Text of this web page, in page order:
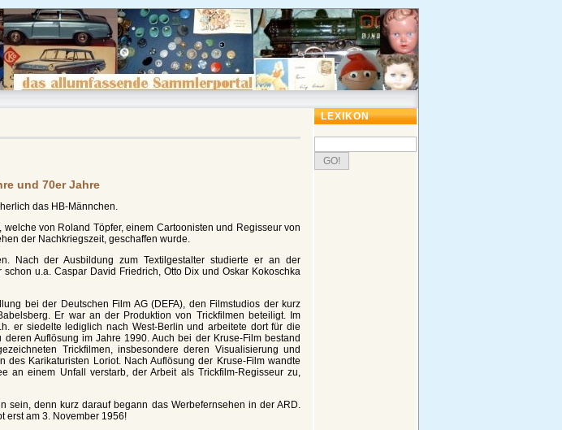
und 70er Jahre
das HB-Männchen.
von Roland Töpfer, einem Cartoonisten und Regisseur von
der Nachkriegszeit, geschaffen wurde.
Nach der Ausbildung zum Textilgestalter studierte er an der
u.a. Caspar David Friedrich, Otto Dix und Oskar Kokoschka
bei der Deutschen Film AG (DEFA), den Filmstudios der kurz
Er war an der Produktion von Trickfilmen beteiligt. Im
er siedelte lediglich nach West-Berlin und arbeitete dort für die
Auflösung im Jahre 1990. Auch bei der Kruse-Film bestand
Trickfilmen, insbesondere deren Visualisierung und
des Karikaturisten Loriot. Nach Auflösung der Kruse-Film wandte
an einem Unfall verstarb, der Arbeit als Trickfilm-Regisseur zu,
sein, denn kurz darauf begann das Werbefernsehen in der ARD.
erst am 3. November 1956!
LEXIKON